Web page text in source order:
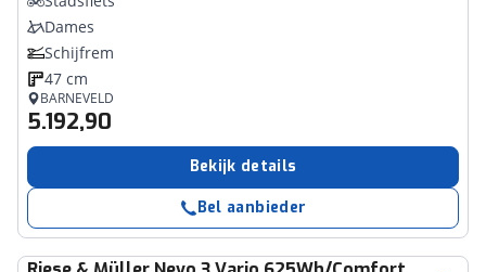
Dames
Schijfrem
47 cm
BARNEVELD
5.192,90
Bekijk details
Bel aanbieder